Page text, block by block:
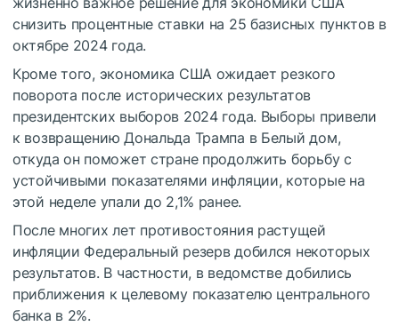
снизить процентные ставки на 25 базисных пунктов в
октябре 2024 года.
Кроме того, экономика США ожидает резкого
поворота после исторических результатов
президентских выборов 2024 года. Выборы привели
к возвращению Дональда Трампа в Белый дом,
откуда он поможет стране продолжить борьбу с
устойчивыми показателями инфляции, которые на
этой неделе упали до 2,1% ранее.
После многих лет противостояния растущей
инфляции Федеральный резерв добился некоторых
результатов. В частности, в ведомстве добились
приближения к целевому показателю центрального
банка в 2%.